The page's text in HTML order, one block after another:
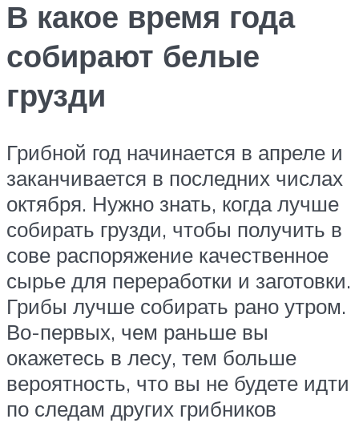
В какое время года
собирают белые
грузди
Грибной год начинается в апреле и
заканчивается в последних числах
октября. Нужно знать, когда лучше
собирать грузди, чтобы получить в
сове распоряжение качественное
сырье для переработки и заготовки.
Грибы лучше собирать рано утром.
Во-первых, чем раньше вы
окажетесь в лесу, тем больше
вероятность, что вы не будете идти
по следам других грибников